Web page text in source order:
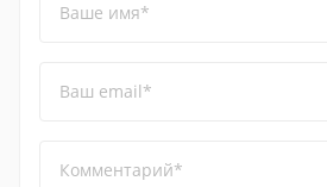
Ваше имя*
Ваш email*
Комментарий*